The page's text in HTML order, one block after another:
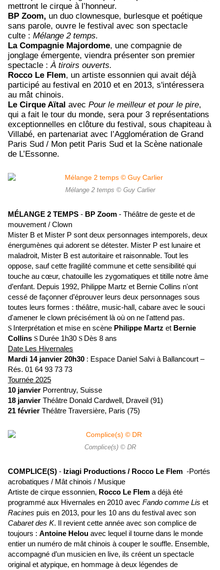
mettront le cirque à l’honneur.
BP Zoom, un duo clownesque, burlesque et poétique
sans parole, ouvre le festival avec son spectacle
culte : Mélange 2 temps.
La Compagnie Majordome, une compagnie de
jonglage émergente, viendra présenter son premier
spectacle : À tiroirs ouverts.
Rocco Le Flem, un artiste essonnien qui avait déjà
participé au festival en 2010 et en 2013, s'intéressera
au mât chinois.
Le Cirque Aïtal avec Pour le meilleur et pour le pire,
qui a fait le tour du monde, sera pour 3 représentations
exceptionnelles en clôture du festival, sous chapiteau à
Villabé, en partenariat avec l’Agglomération de Grand
Paris Sud / Mon petit Paris Sud et la Scène nationale
de L’Essonne.
Mélange 2 temps © Guy Carlier
MÉLANGE 2 TEMPS - BP Zoom - Théâtre de geste et de
mouvement / Clown
Mister B et Mister P sont deux personnages intemporels, deux
énergumènes qui adorent se détester. Mister P est lunaire et
maladroit, Mister B est autoritaire et raisonnable. Tout les
oppose, sauf cette fragilité commune et cette sensibilité qui
touche au cœur, chatouille les zygomatiques et titille notre âme
d’enfant. Depuis 1992, Philippe Martz et Bernie Collins n'ont
cessé de façonner d’éprouver leurs deux personnages sous
toutes leurs formes : théâtre, music-hall, cabare avec le souci
d'amener le clown précisément là où on ne l'attend pas.
S Interprétation et mise en scène Philippe Martz et Bernie
Collins S Durée 1h30 S Dès 8 ans
Date Les Hivernales
Mardi 14 janvier 20h30 : Espace Daniel Salvi à Ballancourt –
Rés. 01 64 93 73 73
Tournée 2025
10 janvier Porrentruy, Suisse
18 janvier Théâtre Donald Cardwell, Draveil (91)
21 février Théâtre Traversière, Paris (75)
Complice(s) © DR
COMPLICE(S) - Iziagi Productions / Rocco Le Flem -Portés
acrobatiques / Mât chinois / Musique
Artiste de cirque essonnien, Rocco Le Flem a déjà été
programmé aux Hivernales en 2010 avec Fando comme Lis et
Racines puis en 2013, pour les 10 ans du festival avec son
Cabaret des K. Il revient cette année avec son complice de
toujours : Antoine Helou avec lequel il tourne dans le monde
entier un numéro de mât chinois à couper le souffle. Ensemble,
accompagné d’un musicien en live, ils créent un spectacle
original et atypique, en hommage à deux légendes de